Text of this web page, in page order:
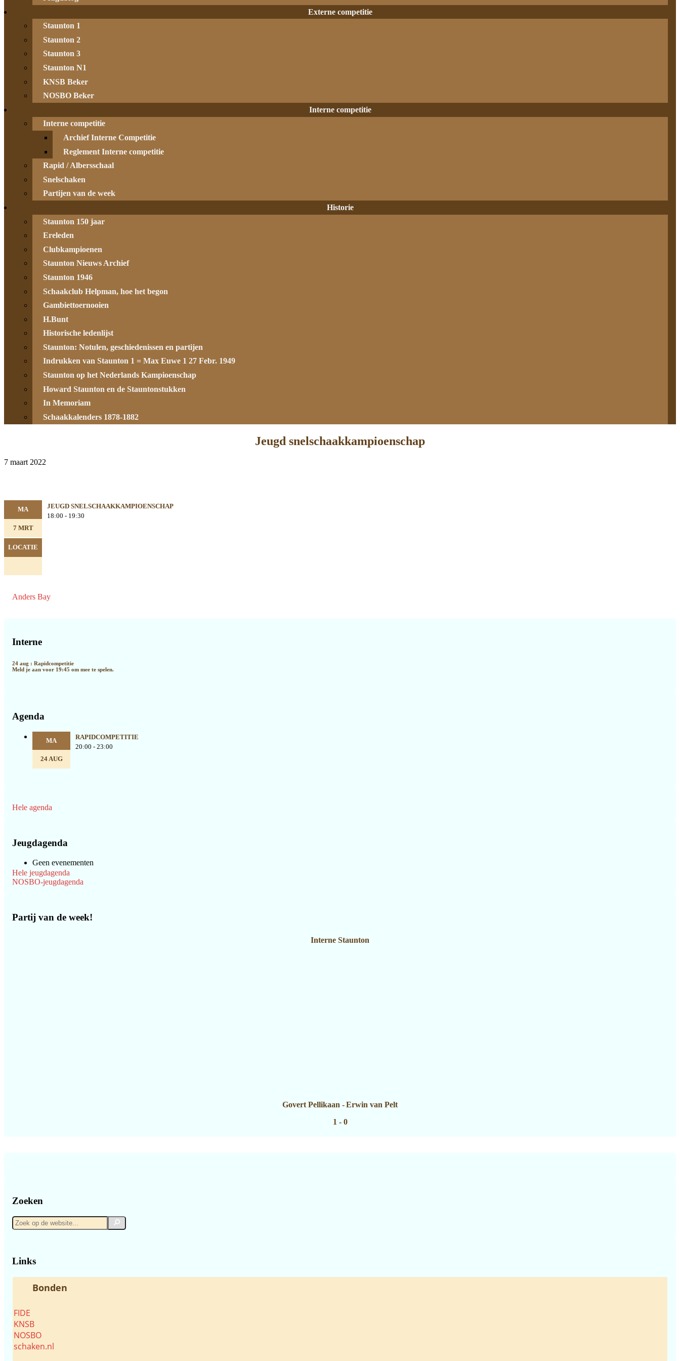
Externe competitie
Staunton 1
Staunton 2
Staunton 3
Staunton N1
KNSB Beker
NOSBO Beker
Interne competitie
Interne competitie
Archief Interne Competitie
Reglement Interne competitie
Rapid / Albersschaal
Snelschaken
Partijen van de week
Historie
Staunton 150 jaar
Ereleden
Clubkampioenen
Staunton Nieuws Archief
Staunton 1946
Schaakclub Helpman, hoe het begon
Gambiettoernooien
H.Bunt
Historische ledenlijst
Staunton: Notulen, geschiedenissen en partijen
Indrukken van Staunton 1 = Max Euwe 1 27 Febr. 1949
Staunton op het Nederlands Kampioenschap
Howard Staunton en de Stauntonstukken
In Memoriam
Schaakkalenders 1878-1882
Jeugd snelschaakkampioenschap
7 maart 2022
MA
7 MRT
JEUGD SNELSCHAAKKAMPIOENSCHAP
18:00 - 19:30
LOCATIE
Anders Bay
Sidebar
Interne
24 aug : Rapidcompetitie
Meld je aan voor 19:45 om mee te spelen.
Agenda
MA
24 AUG
RAPIDCOMPETITIE
20:00 - 23:00
Hele agenda
Jeugdagenda
Geen evenementen
Hele jeugdagenda
NOSBO-jeugdagenda
Partij van de week!
Interne Staunton
Govert Pellikaan - Erwin van Pelt
1 - 0
Zoeken
Zoek
op
Zoek
Links
Bonden
FIDE
KNSB
NOSBO
schaken.nl